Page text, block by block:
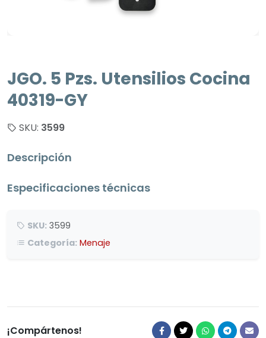
JGO. 5 Pzs. Utensilios Cocina
40319-GY
SKU: 3599
Descripción
Especificaciones técnicas
SKU: 3599
Categoría: Menaje
¡Compártenos!